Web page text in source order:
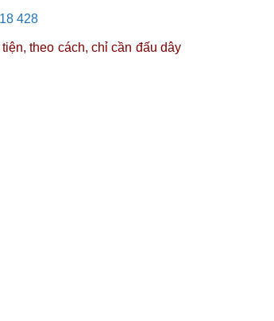
428
theo cách, chỉ cần đấu dây